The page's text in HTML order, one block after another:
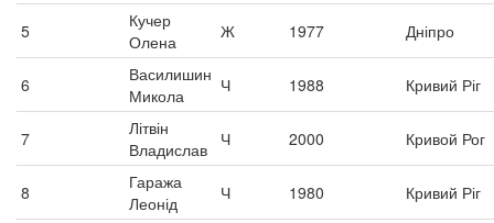
5
Кучер
Олена
Ж 1977 Дніпро
6
Василишин
Микола
Ч 1988 Кривий Ріг
7
Літвін
Владислав
Ч 2000 Кривой Рог
8
Гаража
Леонід
Ч 1980 Кривий Ріг